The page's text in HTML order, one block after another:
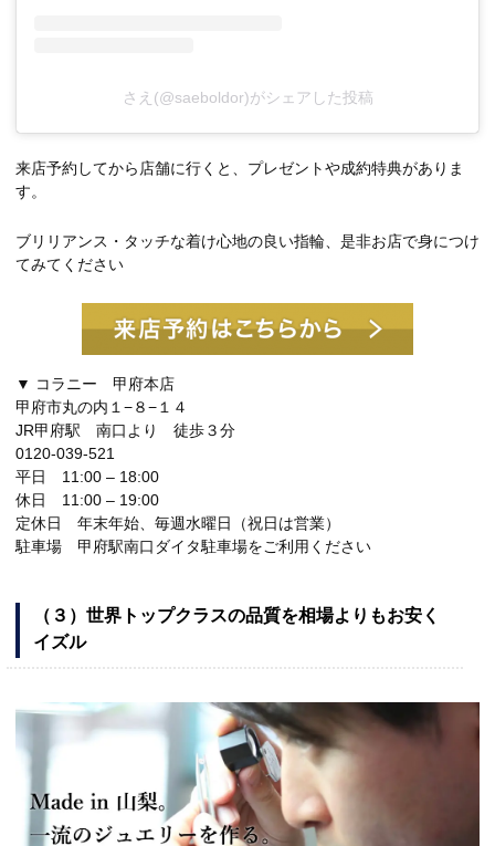
さえ(@saeboldor)がシェアした投稿
来店予約してから店舗に行くと、プレゼントや成約特典がありま
す。
ブリリアンス・タッチな着け心地の良い指輪、是非お店で身につけ
てみてください
▼ コラニー 甲府本店
甲府市丸の内１−８−１４
JR甲府駅 南口より 徒歩３分
0120-039-521
平日 11:00 – 18:00
休日 11:00 – 19:00
定休日 年末年始、毎週水曜日（祝日は営業）
駐車場 甲府駅南口ダイタ駐車場をご利用ください
（３）世界トップクラスの品質を相場よりもお安く
イズル